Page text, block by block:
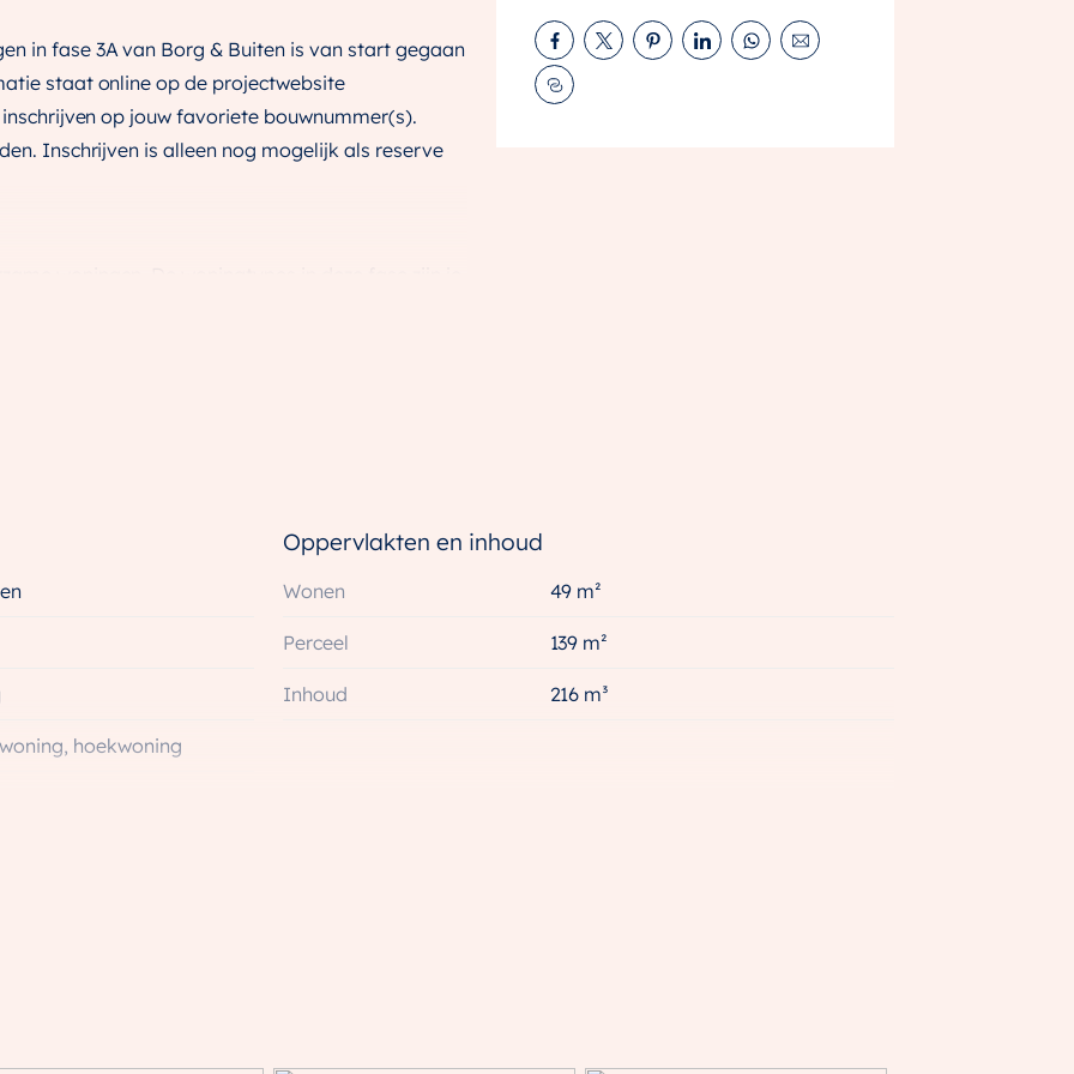
in fase 3A van Borg & Buiten is van start gegaan
staat online op de projectwebsite
op jouw favoriete bouwnummer(s).
Inschrijven is alleen nog mogelijk als reserve
we al bij eerdere fases.
en hoekwoningen van Horizon
ontspannen woont, altijd te midden van
hoekwoning
Oppervlakten en inhoud
Wonen 49 m²
Perceel 139 m²
Inhoud 216 m³